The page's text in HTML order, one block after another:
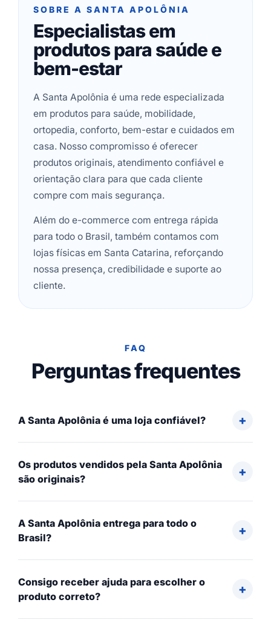
SOBRE A SANTA APOLÔNIA
Especialistas em
produtos para saúde e
bem-estar
A Santa Apolônia é uma rede especializada
em produtos para saúde, mobilidade,
ortopedia, conforto, bem-estar e cuidados em
casa. Nosso compromisso é oferecer
produtos originais, atendimento confiável e
orientação clara para que cada cliente
compre com mais segurança.
Além do e-commerce com entrega rápida
para todo o Brasil, também contamos com
lojas físicas em Santa Catarina, reforçando
nossa presença, credibilidade e suporte ao
cliente.
FAQ
Perguntas frequentes
A Santa Apolônia é uma loja confiável?
Os produtos vendidos pela Santa Apolônia
são originais?
A Santa Apolônia entrega para todo o
Brasil?
Consigo receber ajuda para escolher o
produto correto?